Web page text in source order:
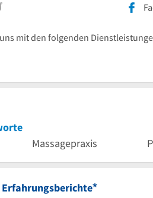
mit den folgenden
Massagepraxis
*